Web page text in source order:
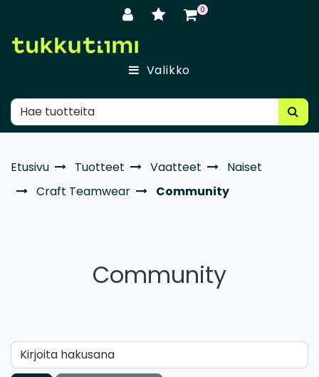
0
Valikko
Etusivu Tuotteet Vaatteet
Naiset
Craft Teamwear
Community
Community
Kirjoita hakusana